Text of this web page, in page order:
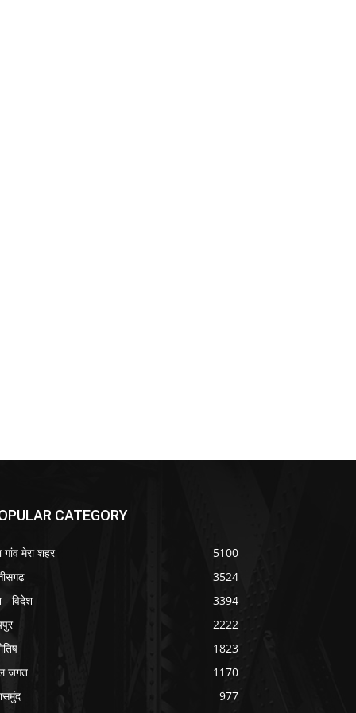
CATEGORY
गांव मेरा शहर
5100
3524
- विदेश
3394
2222
1823
जगत
1170
977